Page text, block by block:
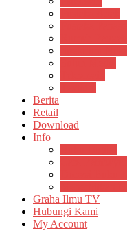
Berita
Retail
Download
Info
Graha Ilmu TV
Hubungi Kami
My Account